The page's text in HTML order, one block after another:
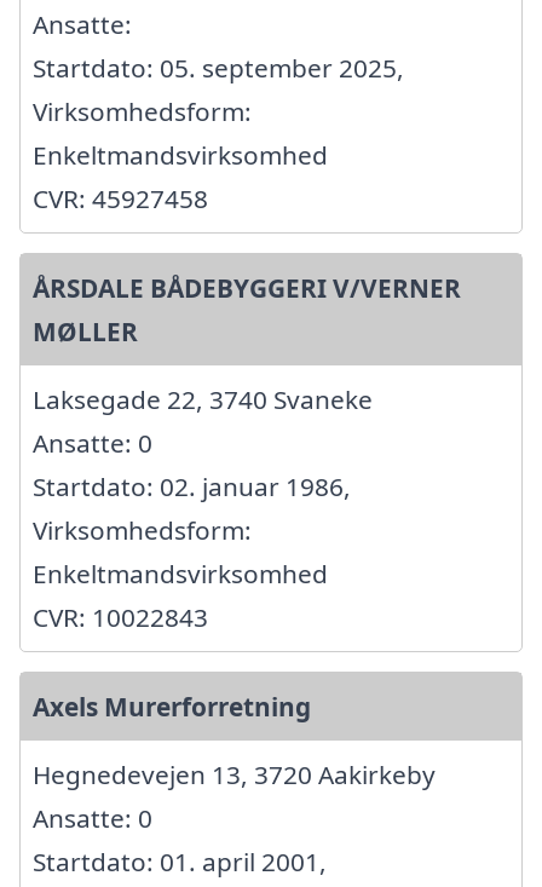
Ansatte:
Startdato: 05. september 2025,
Virksomhedsform:
Enkeltmandsvirksomhed
CVR: 45927458
ÅRSDALE BÅDEBYGGERI V/VERNER
MØLLER
Laksegade 22, 3740 Svaneke
Ansatte: 0
Startdato: 02. januar 1986,
Virksomhedsform:
Enkeltmandsvirksomhed
CVR: 10022843
Axels Murerforretning
Hegnedevejen 13, 3720 Aakirkeby
Ansatte: 0
Startdato: 01. april 2001,